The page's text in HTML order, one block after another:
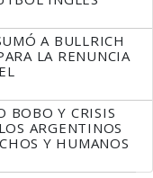
A BULLRICH
LA RENUNCIA
BOBO Y CRISIS
ARGENTINOS
Y HUMANOS